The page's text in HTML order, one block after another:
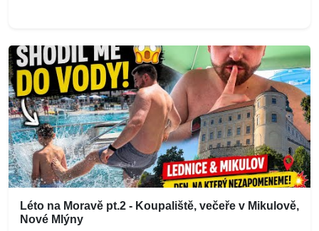
Léto na Moravě pt.2 - Koupaliště, večeře v Mikulově,
Nové Mlýny